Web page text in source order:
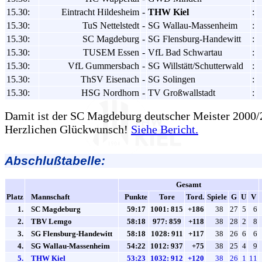
15.30:
Eintracht Hildesheim - THW Kiel
:
15.30:
TuS Nettelstedt - SG Wallau-Massenheim
:
15.30:
SC Magdeburg - SG Flensburg-Handewitt
:
15.30:
TUSEM Essen - VfL Bad Schwartau
:
15.30:
VfL Gummersbach - SG Willstätt/Schutterwald
:
15.30:
ThSV Eisenach - SG Solingen
:
15.30:
HSG Nordhorn - TV Großwallstadt :
Damit ist der SC Magdeburg deutscher Meister 2000/
Herzlichen Glückwunsch! Siehe Bericht.
Abschlußtabelle:
Platz Mannschaft
Gesamt
Punkte
Tore Tord. Spiele G U V
1.
SC Magdeburg 59:17 1001: 815 +186 38 27 5
6
2.
TBV Lemgo 58:18 977: 859 +118 38 28 2
8
3.
SG Flensburg-Handewitt 58:18 1028: 911 +117 38 26 6
6
4.
SG Wallau-Massenheim 54:22 1012: 937 +75 38 25 4
9
5.
THW Kiel 53:23 1032: 912 +120 38 26 1 11